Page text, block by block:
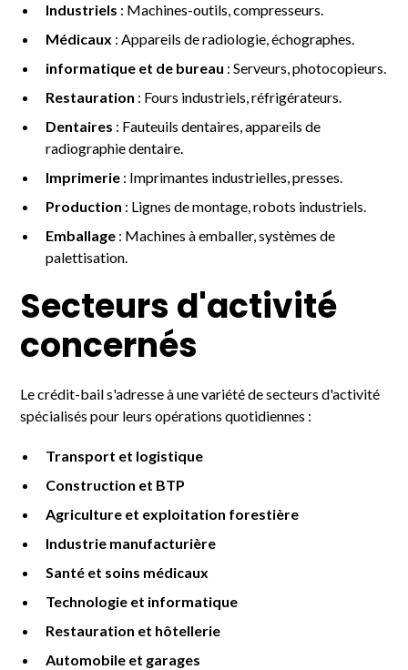
Industriels : Machines-outils, compresseurs.
Médicaux : Appareils de radiologie, échographes.
informatique et de bureau : Serveurs, photocopieurs.
Restauration : Fours industriels, réfrigérateurs.
Dentaires : Fauteuils dentaires, appareils de
radiographie dentaire.
Imprimerie : Imprimantes industrielles, presses.
Production : Lignes de montage, robots industriels.
Emballage : Machines à emballer, systèmes de
palettisation.
Secteurs d'activité
concernés
Le crédit-bail s'adresse à une variété de secteurs d'activité
spécialisés pour leurs opérations quotidiennes :
Transport et logistique
Construction et BTP
Agriculture et exploitation forestière
Industrie manufacturière
Santé et soins médicaux
Technologie et informatique
Restauration et hôtellerie
Automobile et garages